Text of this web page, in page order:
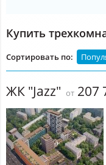
Купить
Сортировать по:
ЖК "Jazz" от 207